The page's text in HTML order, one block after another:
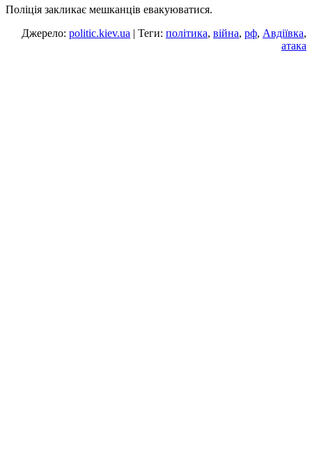
Поліція закликає мешканців евакуюватися.
Джерело: politic.kiev.ua | Теги: політика, війна, рф, Авдіївка,
атака